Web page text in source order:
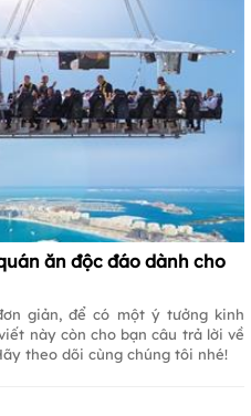
ăn độc đáo dành cho
giản, để có một ý tưởng kinh
này còn cho bạn câu trả lời về
theo dõi cùng chúng tôi nhé!